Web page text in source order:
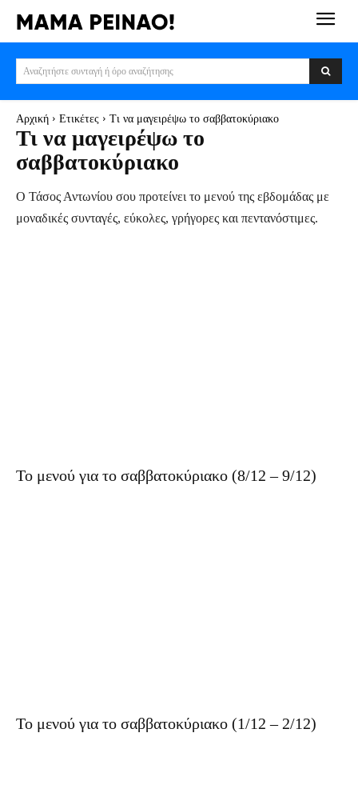
Αναζητήστε συνταγή ή όρο αναζήτησης
Αρχική Ετικέτες Τι να μαγειρέψω το σαββατοκύριακο
Τι να μαγειρέψω το
σαββατοκύριακο
Ο Τάσος Αντωνίου σου προτείνει το μενού της εβδομάδας με
μοναδικές συνταγές, εύκολες, γρήγορες και πεντανόστιμες.
Το μενού για το σαββατοκύριακο (8/12 – 9/12)
Το μενού για το σαββατοκύριακο (1/12 – 2/12)